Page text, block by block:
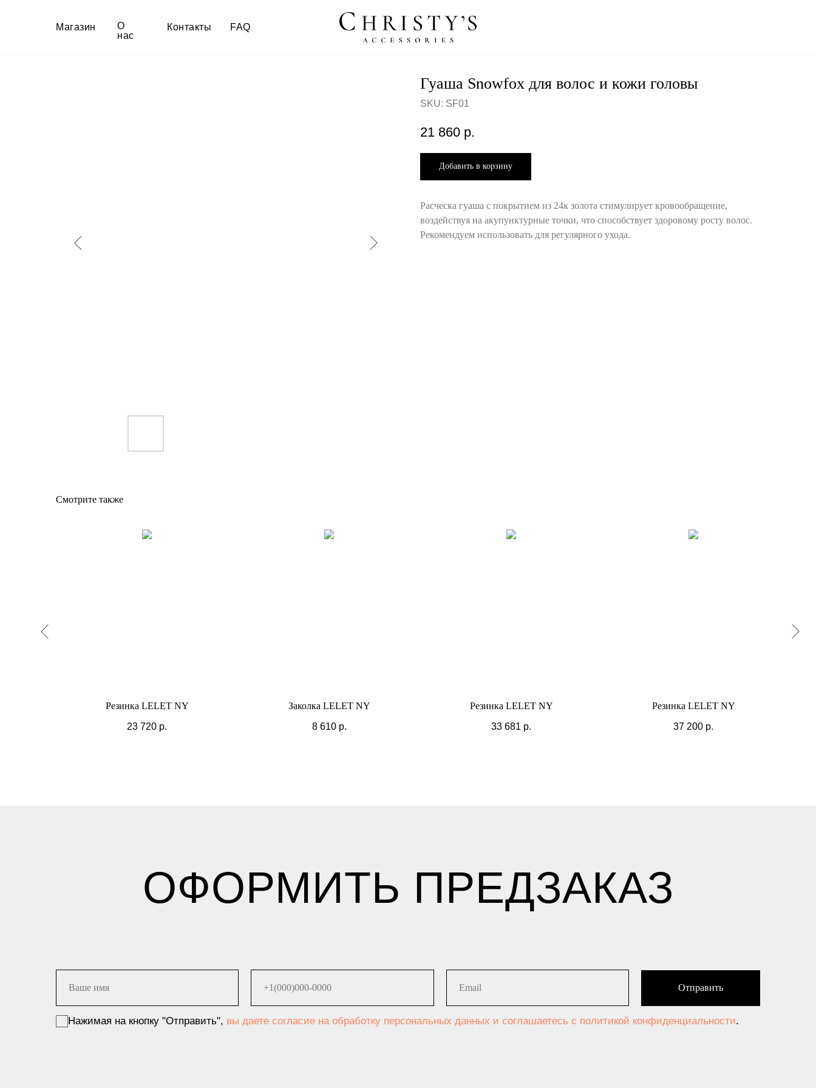
FAQ
Контакты
О
нас
Магазин
Гуаша Snowfox для волос и кожи головы
SKU: SF01
21 860 р.
Добавить в корзину
Расческа гуаша с покрытием из 24к золота стимулирует кровообращение,
воздействуя на акупунктурные точки, что способствует здоровому росту волос.
Рекомендуем использовать для регулярного ухода.
Смотрите также
Резинка LELET NY
23 720 р.
Заколка LELET NY
8 610 р.
Резинка LELET NY
33 681 р.
Резинка LELET NY
37 200 р.
ОФОРМИТЬ ПРЕДЗАКАЗ
Нажимая на кнопку "Отправить", вы даете согласие на обработку персональных данных и соглашаетесь c политикой конфиденциальности.
Отправить